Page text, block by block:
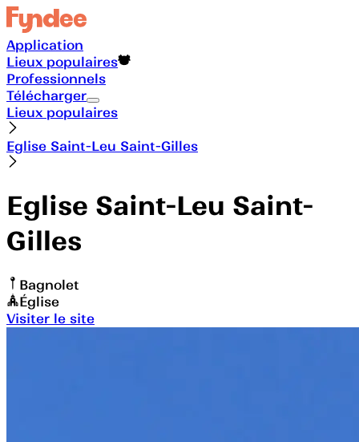
Application
Lieux populaires
Professionnels
Télécharger
Lieux populaires
Eglise Saint-Leu Saint-Gilles
Eglise Saint-Leu Saint-
Gilles
Bagnolet
Église
Visiter le site